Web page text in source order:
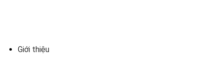
Giới thiệu